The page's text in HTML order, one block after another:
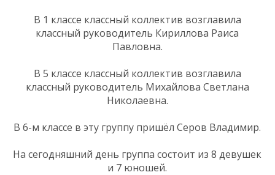
В 1 классе классный коллектив возглавила
классный руководитель Кириллова Раиса
Павловна.
В 5 классе классный коллектив возглавила
классный руководитель Михайлова Светлана
Николаевна.
В 6-м классе в эту группу пришёл Серов Владимир.
На сегодняшний день группа состоит из 8 девушек
и 7 юношей.